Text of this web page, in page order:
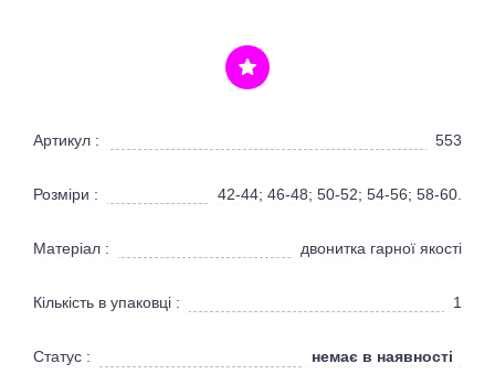
Артикул : 553
Розміри : 42-44; 46-48; 50-52; 54-56; 58-60.
Матеріал : двонитка гарної якості
Кількість в упаковці : 1
Статус : немає в наявності